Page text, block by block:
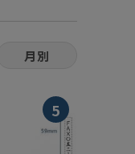
月別
5